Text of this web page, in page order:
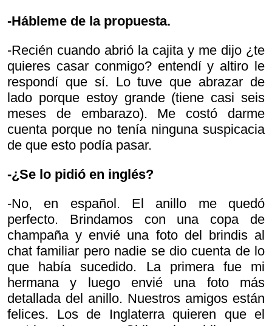
-Hábleme de la propuesta.
-Recién cuando abrió la cajita y me dijo ¿te
quieres casar conmigo? entendí y altiro le
respondí que sí. Lo tuve que abrazar de
lado porque estoy grande (tiene casi seis
meses de embarazo). Me costó darme
cuenta porque no tenía ninguna suspicacia
de que esto podía pasar.
-¿Se lo pidió en inglés?
-No, en español. El anillo me quedó
perfecto. Brindamos con una copa de
champaña y envié una foto del brindis al
chat familiar pero nadie se dio cuenta de lo
que había sucedido. La primera fue mi
hermana y luego envié una foto más
detallada del anillo. Nuestros amigos están
felices. Los de Inglaterra quieren que el